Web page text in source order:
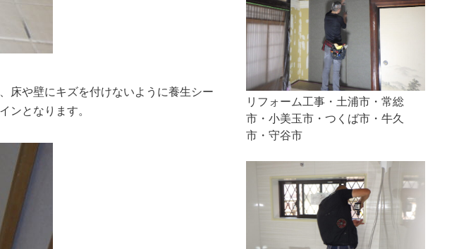
床や壁にキズを付けないように養生シー
ンとなります。
リフォーム工事・土浦市・常総
市・小美玉市・つくば市・牛久
市・守谷市